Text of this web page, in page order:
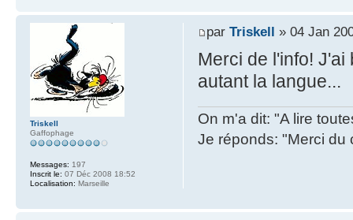
par Triskell » 04 Jan
Merci de l'info!
autant la langue...
On m'a dit: "A lire
Je réponds: "Merci du
Triskell
Gaffophage
Messages: 197
Inscrit le: 07 Déc 2008 18:52
Localisation: Marseille